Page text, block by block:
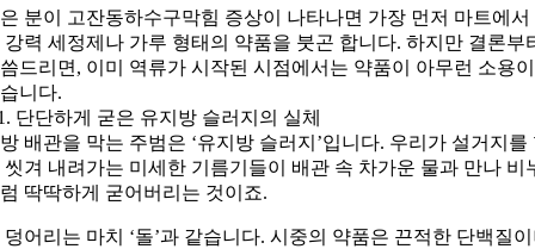
분이 고잔동하수구막힘 증상이 나타나면 가장 먼저 마트에서
강력 세정제나 가루 형태의 약품을 붓곤 합니다. 하지만 결론부
드리면, 이미 역류가 시작된 시점에서는 약품이 아무런 소용이
니다.
단단하게 굳은 유지방 슬러지의 실체
배관을 막는 주범은 ‘유지방 슬러지’입니다. 우리가 설거지를
씻겨 내려가는 미세한 기름기들이 배관 속 차가운 물과 만나 비
딱딱하게 굳어버리는 것이죠.
덩어리는 마치 ‘돌’과 같습니다. 시중의 약품은 끈적한 단백질